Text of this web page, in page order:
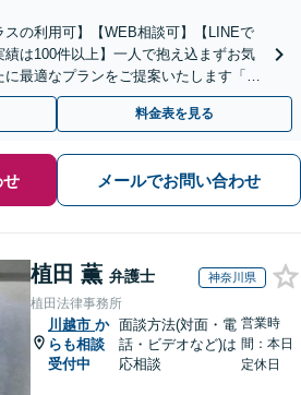
スの利用可】【WEB相談可】【LINEで
は100件以上】一人で抱え込まずお気
最適なプランをご提案いたします「法
日・夜間対応】
料金表を見る
メールでお問い合わせ
植田 薫 弁護士 神奈川県
植田法律事務所
川越市 か
らも相談
受付中
面談方法(対面・電
話・ビデオなど)は
応相談
営業時
間：本日
定休日